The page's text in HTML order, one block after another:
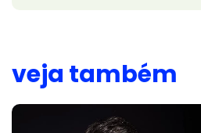
veja também